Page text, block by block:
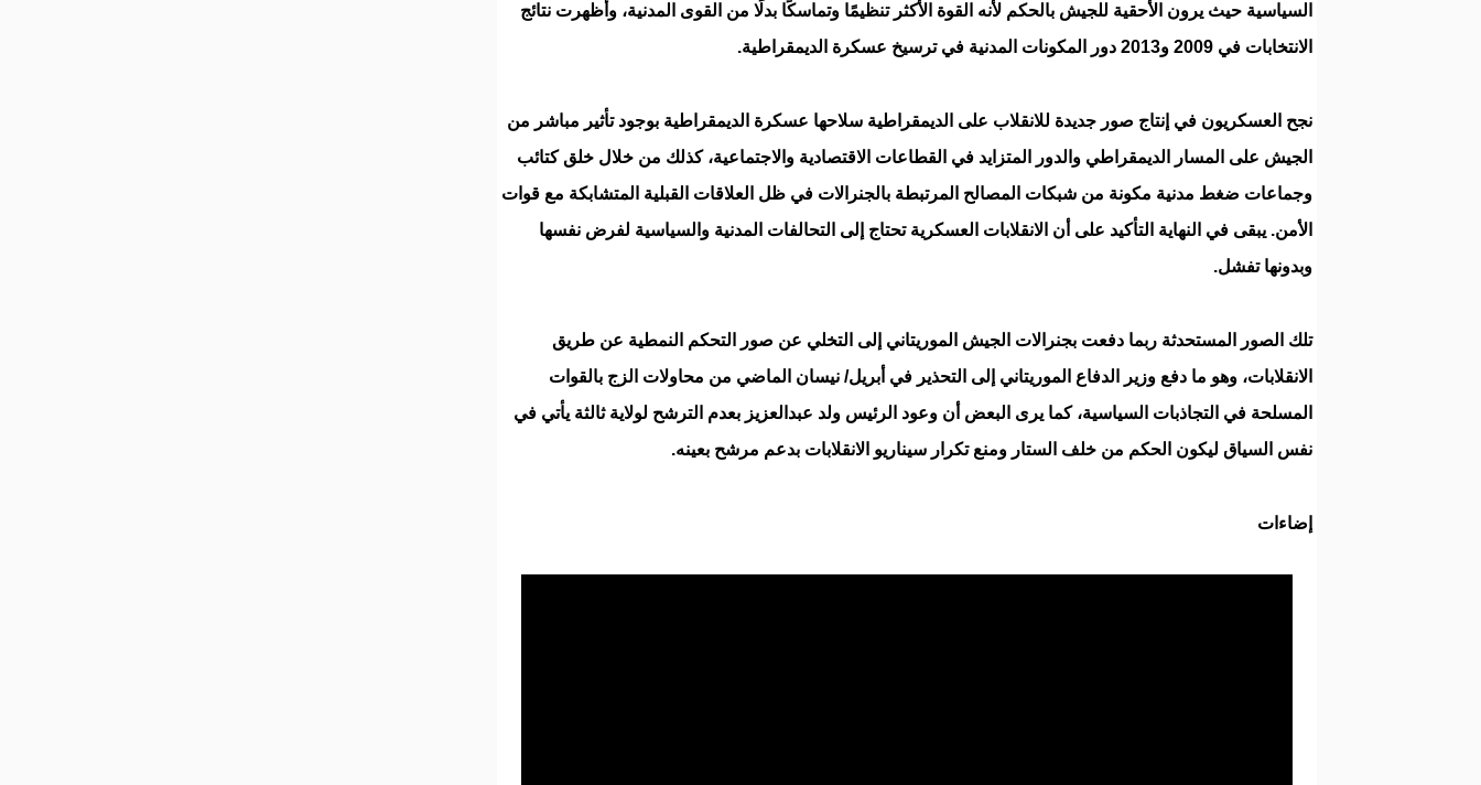
السياسية حيث يرون الأحقية للجيش بالحكم لأنه القوة الأكثر تنظيمًا وتماسكًا بدلًا من القوى المدنية، وأظهرت نتائج
الانتخابات في 2009 و2013 دور المكونات المدنية في ترسيخ عسكرة الديمقراطية.
نجح العسكريون في إنتاج صور جديدة للانقلاب على الديمقراطية سلاحها عسكرة الديمقراطية بوجود تأثير مباشر من
الجيش على المسار الديمقراطي والدور المتزايد في القطاعات الاقتصادية والاجتماعية، كذلك من خلال خلق كتائب
وجماعات ضغط مدنية مكونة من شبكات المصالح المرتبطة بالجنرالات في ظل العلاقات القبلية المتشابكة مع قوات
الأمن. يبقى في النهاية التأكيد على أن الانقلابات العسكرية تحتاج إلى التحالفات المدنية والسياسية لفرض نفسها
وبدونها تفشل.
تلك الصور المستحدثة ربما دفعت بجنرالات الجيش الموريتاني إلى التخلي عن صور التحكم النمطية عن طريق
الانقلابات، وهو ما دفع وزير الدفاع الموريتاني إلى التحذير في أبريل/ نيسان الماضي من محاولات الزج بالقوات
المسلحة في التجاذبات السياسية، كما يرى البعض أن وعود الرئيس ولد عبدالعزيز بعدم الترشح لولاية ثالثة يأتي في
نفس السياق ليكون الحكم من خلف الستار ومنع تكرار سيناريو الانقلابات بدعم مرشح بعينه.
إضاءات